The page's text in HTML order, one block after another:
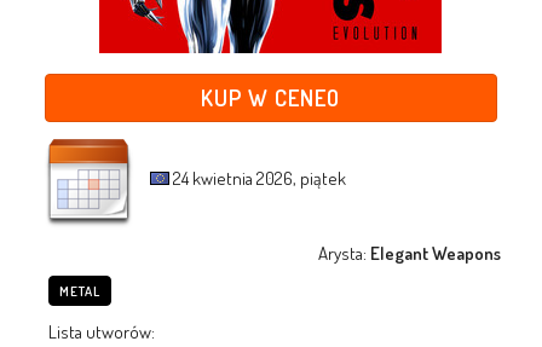
KUP W CENEO
24 kwietnia 2026, piątek
Arysta: Elegant Weapons
METAL
Lista utworów: